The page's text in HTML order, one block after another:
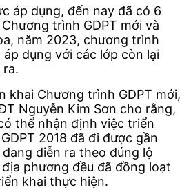
áp dụng, đến nay đã có 6
trình GDPT mới và
năm 2023, chương trình
áp dụng với các lớp còn lại
khai Chương trình GDPT mới,
Nguyễn Kim Sơn cho rằng,
thể nhận định việc triển
2018 đã đi được gần
diễn ra theo đúng lộ
phương đều đã đồng loạt
khai thực hiện.